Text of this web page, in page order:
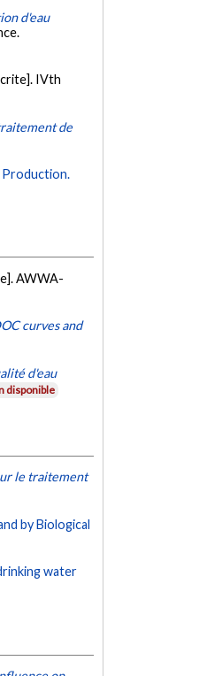
d'eau
IVth
de
Production.
AWWA-
curves and
d'eau
disponible
le traitement
by Biological
water